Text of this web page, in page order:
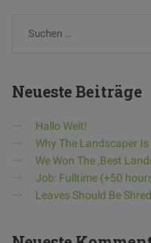
NeuesteBeiträge
Hallo Welt!
Why The Landscaper
We Won The ‚Best
Job: Fulltime (+50
Leaves Should Be